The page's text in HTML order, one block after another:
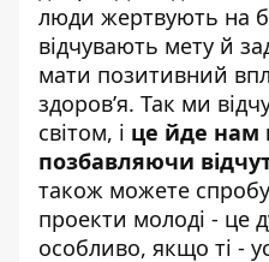
люди жертвують на
відчувають мету й
мати позитивний
здоров’я. Так ми
світом, і це йде нам
позбавляючи
також можете
проекти молоді - це
особливо, якщо ті -